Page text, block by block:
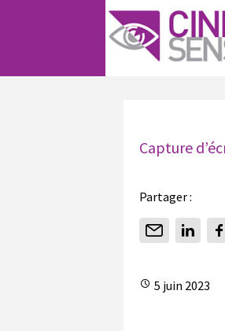
Capture
Partager :
5 juin 2023